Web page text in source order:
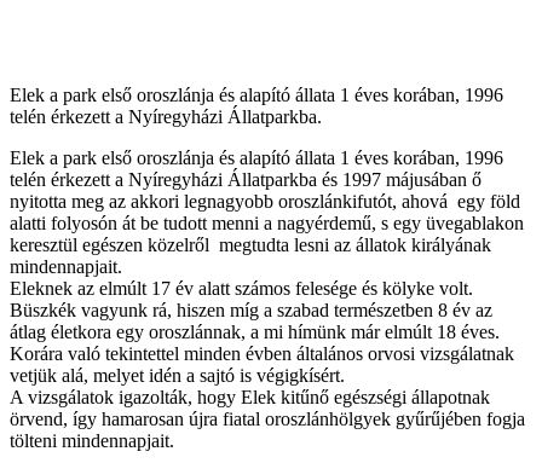
Elek a park első oroszlánja és alapító állata 1 éves korában, 1996
telén érkezett a Nyíregyházi Állatparkba.
Elek a park első oroszlánja és alapító állata 1 éves korában, 1996
telén érkezett a Nyíregyházi Állatparkba és 1997 májusában ő
nyitotta meg az akkori legnagyobb oroszlánkifutót, ahová egy föld
alatti folyosón át be tudott menni a nagyérdemű, s egy üvegablakon
keresztül egészen közelről megtudta lesni az állatok királyának
mindennapjait.
Eleknek az elmúlt 17 év alatt számos felesége és kölyke volt.
Büszkék vagyunk rá, hiszen míg a szabad természetben 8 év az
átlag életkora egy oroszlánnak, a mi hímünk már elmúlt 18 éves.
Korára való tekintettel minden évben általános orvosi vizsgálatnak
vetjük alá, melyet idén a sajtó is végigkísért.
A vizsgálatok igazolták, hogy Elek kitűnő egészségi állapotnak
örvend, így hamarosan újra fiatal oroszlánhölgyek gyűrűjében fogja
tölteni mindennapjait.